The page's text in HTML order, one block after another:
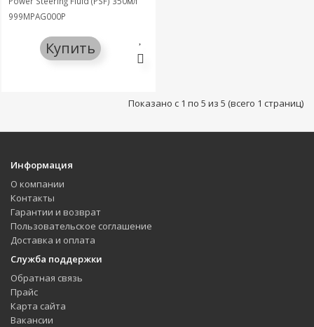
999MPAG000P
Купить
Показано с 1 по 5 из 5 (всего 1 страниц)
Информация
О компании
Контакты
Гарантии и возврат
Пользовательское соглашение
Доставка и оплата
Служба поддержки
Обратная связь
Прайс
Карта сайта
Вакансии